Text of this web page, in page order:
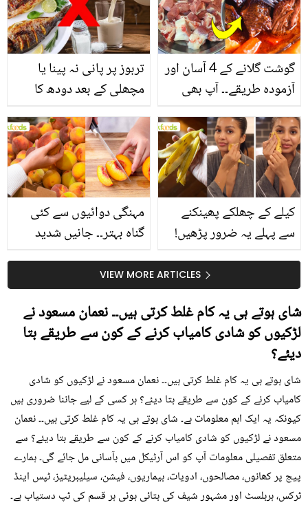
تربوز پر پانی نہ پینا یا
مچھلی کے بعد دودھ کا
سے متعلق غلط فہمیوں کی
حقیقت کیا ہے اور افواہ
کیا؟
گوشت گلانے کے 4 آسان اور
آزمودہ طریقے۔۔ آپ بھی
بتائے راز
مہنگی دوائیوں سے کئی
گناہ بہتر۔۔ جانیں شدید
کیوں کھانا چاہیے؟
کیلے کے چھلکے پھینکنے
سے پہلے یہ ضرور پڑھیں!
سستا اور قدرتی حلVIEW MORE ARTICLES
شای ہوتے ہی یہ کام غلط کرتی ہیں۔۔ نعمان مسعود نے
لڑکیوں کو شادی کامیاب کرنے کے کون سے طریقے بتا
دیئے؟
شای ہوتے ہی یہ کام غلط کرتی ہیں۔۔ نعمان مسعود نے لڑکیوں کو شادی
کامیاب کرنے کے کون سے طریقے بتا دیئے؟ ہر کسی کے لیے جاننا ضروری ہیں
کیونکہ یہ ایک اہم معلومات ہے۔ شای ہوتے ہی یہ کام غلط کرتی ہیں۔۔ نعمان
مسعود نے لڑکیوں کو شادی کامیاب کرنے کے کون سے طریقے بتا دیئے؟ سے
متعلق تفصیلی معلومات آپ کو اس آرٹیکل میں بآسانی مل جائے گی۔ ہمارے
پیج پر کھانوں، مصالحوں، ادویات، بیماریوں، فیشن، سیلیبریٹیز، ٹپس اینڈ
ٹرکس، ہربلسٹ اور مشہور شیف کی بتائی ہوئی ہر قسم کی ٹپ دستیاب ہے۔